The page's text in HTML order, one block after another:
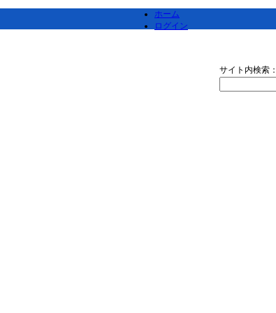
ホーム
ログイン
サイト内検索